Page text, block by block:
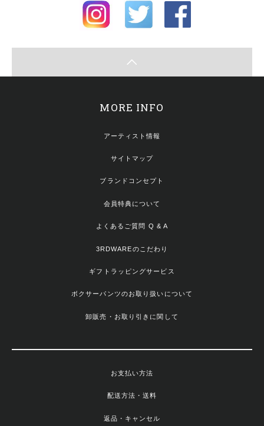
MORE INFO
アーティスト情報
サイトマップ
ブランドコンセプト
会員特典について
よくあるご質問 Q & A
3RDWAREのこだわり
ギフトラッピングサービス
ボクサーパンツのお取り扱いについて
卸販売・お取り引きに関して
お支払い方法
配送方法・送料
返品・キャンセル